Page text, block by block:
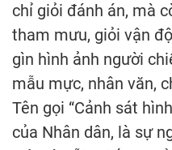
chỉ giỏi đánh án, mà
tham mưu, giỏi vận
gìn hình ảnh người
mẫu mực, nhân văn,
Tên gọi “Cảnh sát
của Nhân dân, là sự